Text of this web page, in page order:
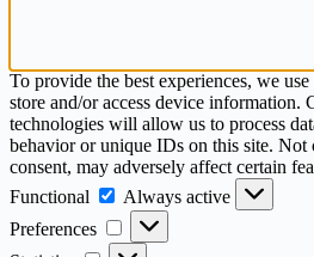
To provide the best experiences, we
store and/or access device information.
technologies will allow us to process
behavior or unique IDs on this site.
consent, may adversely affect certain
Functional
Functional
Always active
Preferences
Preferences
Statistics